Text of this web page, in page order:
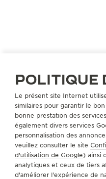
POLITIQUE
Le présent site Internet
similaires pour garantir le
bonne prestation des
également divers services
personnalisation des
veuillez consulter le site
d'utilisation de Google) ainsi
analytiques et ceux de tiers
d'améliorer l'expérience de